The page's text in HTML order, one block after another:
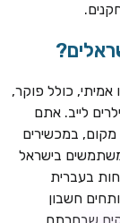
אמיתי, כולל פוקר,
לייב. אתם
מקום, במכשירים
בישראל
בעברית
חשבון